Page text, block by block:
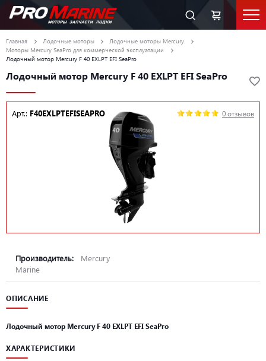
Главная Лодочные моторы
Лодочные моторы Mercury
Моторы Mercury SeaPro для коммерческой эксплуатации
Лодочный мотор Mercury F 40 EXLPT EFI SeaPro
Лодочный мотор Mercury F 40 EXLPT EFI SeaPro
Арт.: F40EXLPTEFISEAPRO 0 отзывов
Производитель:
Mercury
Marine
ОПИСАНИЕ
Лодочный мотор Mercury F 40 EXLPT EFI SeaPro
ХАРАКТЕРИСТИКИ